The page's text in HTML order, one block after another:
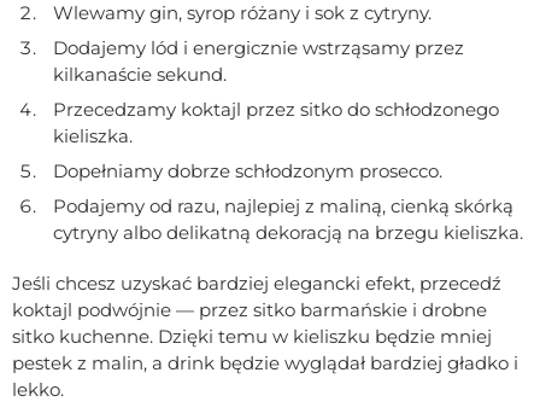
Wlewamy gin, syrop różany i sok z cytryny.
Dodajemy lód i energicznie wstrząsamy przez
kilkanaście sekund.
Przecedzamy koktajl przez sitko do schłodzonego
kieliszka.
Dopełniamy dobrze schłodzonym prosecco.
Podajemy od razu, najlepiej z maliną, cienką skórką
cytryny albo delikatną dekoracją na brzegu kieliszka.
Jeśli chcesz uzyskać bardziej elegancki efekt, przecedź
koktajl podwójnie — przez sitko barmańskie i drobne
sitko kuchenne. Dzięki temu w kieliszku będzie mniej
pestek z malin, a drink będzie wyglądał bardziej gładko i
lekko.